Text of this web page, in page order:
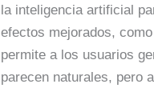
la inteligencia artificial
efectos mejorados,
permite a los usuarios
parecen naturales, pero